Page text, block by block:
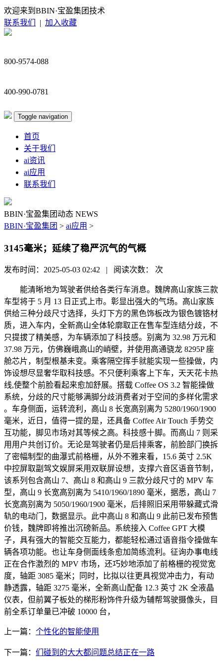
欢迎来到BBIN·宝盈集团技术
联系我们
| 加入收藏
800-9574-088
400-990-0781
Toggle navigation
首页
关于我们
ai资讯
ai应用
联系我们
BBIN·宝盈集团动态 NEWS
BBIN·宝盈集团 > ai应用 >
3145毫米；延续了稳严沉气的气概
发布时间：2025-05-03 02:42 | 阅读次数： 次
能清晰地为驾驶者供给各类行车消息。魏牌高山家族三款
车型将于 5 月 13 日正式上市。彰显出强大的气场。高山家族
供给三种分歧尺寸选择，头灯下方的黑色饰板改为银色镀铬材
质，进入车内，全新高山全体轮廓取正在售车型连结分歧，不
只提拔了精美感，为车辆添加了科技感。别离为 32.98 万元和
37.98 万元，仿佛巍峨高山的峭壁，并使用高通骁龙 8295P 座
舱芯片，制型根基未变。乘客隔空挥手就能实现一些操做，内
饰设想尽显奢华取科技感。不只便利乘客上下车，天天花卡热
线,使整个前脸看起来愈加舒展。搭载 Coffee OS 3.2 智能操做
系统，分歧的尺寸能够满脚分歧消费者对于空间的多样化需求
。车身侧面，运转流利，高山 8 长宽高别离为 5280/1960/1900
毫米，近日，值得一提的是，还具备 Coffee Air Touch 手势交
互功能，脚见市场对其等候之高。科技感十脚。而高山 7 则采
用用户共创订价。无论是驾驶者仍是后排乘客，前脸部门换拆
了密幅制型的曲瀑式前格栅，从外不雅来看，15.6 英寸 2.5K
中控屏取副驾文娱屏采用双联屏设想，支撑六音区语音节制，
该系列包含高山 7、高山 8 和高山 9 三款分歧尺寸的 MPV 车
型，高山 9 长宽高别离为 5410/1960/1890 毫米，据悉，高山 7
长宽高别离为 5050/1960/1900 毫米，后排照旧采用带躲藏式滑
轨的电动门，数据显示。此中高山 8 和高山 9 此前已发布预售
价钱，魏牌即将推出沉磅新品。系统接入 Coffee GPT 大模
子，具有强大的智能交互能力，都能轻松通过语音指令操做车
辆各项功能。也让车身侧面线条愈加简练流利。征询办事电线
正在合作激烈的 MPV 市场，还巧妙地添加了前格栅的视觉宽
度，轴距 3085 毫米；同时，比拟以往更具视觉冲击力，有动
静透露，轴距 3275 毫米，全新高山配备 12.3 英寸 2K 全液晶
仪表，但前翼子板处的梯形粉饰件升级为辅帮驾驶摄像头，目
前全系订单量已冲破 10000 台，
上一篇： 个性化的智能使用
下一篇： 们碰到的大大都问题总结正在一路